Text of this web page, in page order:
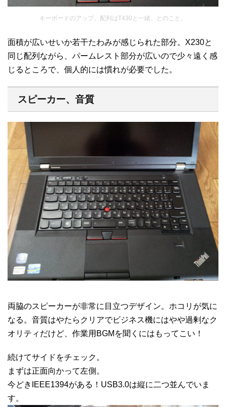
キーボードのアップ。配列はT430と一緒、とのこと。
面積が広いせいか若干たわみが感じられた部分。X230と
同じ配列ながら、パームレスト部分が広いので少々遠く感
じるところで、個人的には慣れが必要でした。
スピーカー、音質
両脇のスピーカーが非常に目立つデザイン。ホコリが気に
なる。音質はやたらクリアでビジネス機にはやや過剰なク
オリティだけど、作業用BGMを聞くにはもってこい！
続けてサイドをチェック。
まずは正面向かって左側。
今どきIEEE1394がある！USB3.0は縦に二つ並んでいま
す。